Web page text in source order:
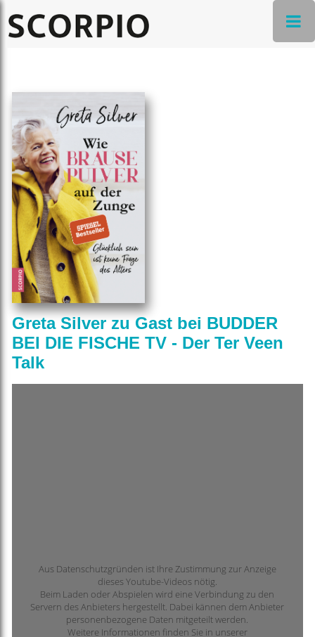
Greta Silver zu Gast bei BUDDER
BEI DIE FISCHE TV - Der Ter Veen
Talk
Aus Datenschutzgründen ist Ihre Zustimmung zur Anzeige
dieses Youtube-Videos nötig.
Beim Laden oder Abspielen wird eine Verbindung zu den
Servern des Anbieters hergestellt. Dabei kännen dem Anbieter
personenbezogene Daten mitgeteilt werden.
Weitere Informationen finden Sie in unserer